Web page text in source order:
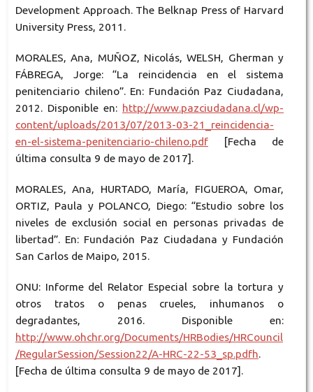
Development Approach. The Belknap Press of Harvard
University Press, 2011.
MORALES, Ana, MUÑOZ, Nicolás, WELSH, Gherman y
FÁBREGA, Jorge: “La reincidencia en el sistema
penitenciario chileno”. En: Fundación Paz Ciudadana,
2012. Disponible en: http://www.pazciudadana.cl/wp-
content/uploads/2013/07/2013-03-21_reincidencia-
en-el-sistema-penitenciario-chileno.pdf[Fecha de
última consulta 9 de mayo de 2017].
MORALES, Ana, HURTADO, María, FIGUEROA, Omar,
ORTIZ, Paula y POLANCO, Diego: “Estudio sobre los
niveles de exclusión social en personas privadas de
libertad”. En: Fundación Paz Ciudadana y Fundación
San Carlos de Maipo, 2015.
ONU: Informe del Relator Especial sobre la tortura y
otros tratos o penas crueles, inhumanos o
degradantes, 2016. Disponible en:
http://www.ohchr.org/Documents/HRBodies/HRCouncil
/RegularSession/Session22/A-HRC-22-53_sp.pdfh.
[Fecha de última consulta 9 de mayo de 2017].